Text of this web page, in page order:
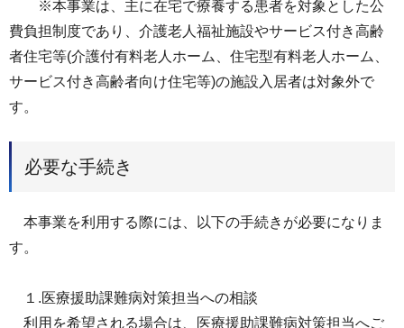
※本事業は、主に在宅で療養する患者を対象とした公
費負担制度であり、介護老人福祉施設やサービス付き高齢
者住宅等(介護付有料老人ホーム、住宅型有料老人ホーム、
サービス付き高齢者向け住宅等)の施設入居者は対象外で
す。
必要な手続き
本事業を利用する際には、以下の手続きが必要になりま
す。
１.医療援助課難病対策担当への相談
利用を希望される場合は、医療援助課難病対策担当へご